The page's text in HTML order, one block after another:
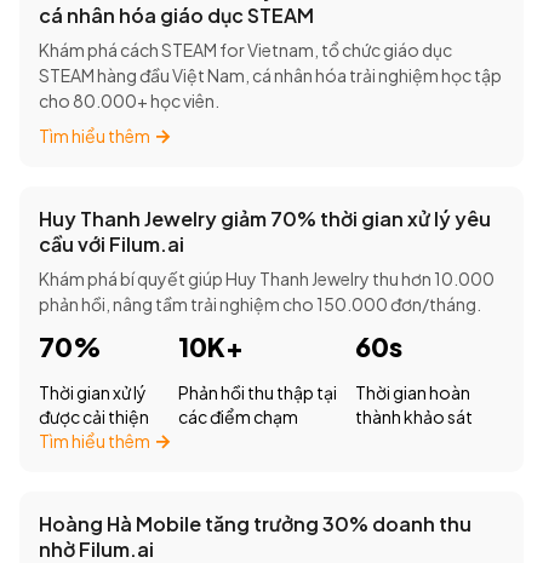
cá nhân hóa giáo dục STEAM
Khám phá cách STEAM for Vietnam, tổ chức giáo dục
STEAM hàng đầu Việt Nam, cá nhân hóa trải nghiệm học tập
cho 80.000+ học viên.
Tìm hiểu thêm
Huy Thanh Jewelry giảm 70% thời gian xử lý yêu
cầu với Filum.ai
Khám phá bí quyết giúp Huy Thanh Jewelry thu hơn 10.000
phản hồi, nâng tầm trải nghiệm cho 150.000 đơn/tháng.
70%
Thời gian xử lý
được cải thiện
10K+
Phản hồi thu thập tại
các điểm chạm
60s
Thời gian hoàn
thành khảo sát
Tìm hiểu thêm
Hoàng Hà Mobile tăng trưởng 30% doanh thu
nhờ Filum.ai